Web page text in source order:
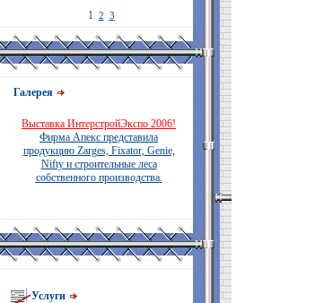
1 2 3
Галерея
Выставка ИнтерстройЭкспо 2006!
Фирма Апекс представила
продукцию Zarges, Fixator, Genie,
Nifty и строительные леса
собственного производства.
Услуги